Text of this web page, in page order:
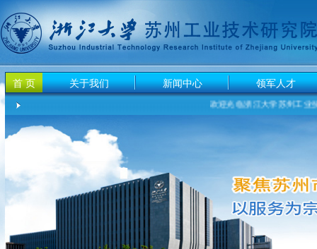
首 页 关于我们 新闻中心 领军人才
欢迎光临浙江大学苏州工业